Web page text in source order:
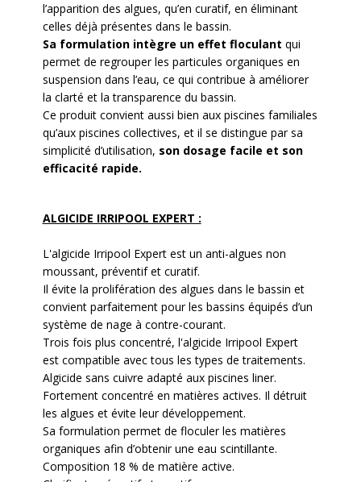
l’apparition des algues, qu’en curatif, en éliminant
celles déjà présentes dans le bassin.
Sa formulation intègre un effet floculant qui
permet de regrouper les particules organiques en
suspension dans l’eau, ce qui contribue à améliorer
la clarté et la transparence du bassin.
Ce produit convient aussi bien aux piscines familiales
qu’aux piscines collectives, et il se distingue par sa
simplicité d’utilisation, son dosage facile et son
efficacité rapide.
ALGICIDE IRRIPOOL EXPERT :
L'algicide Irripool Expert est un anti-algues non
moussant, préventif et curatif.
Il évite la prolifération des algues dans le bassin et
convient parfaitement pour les bassins équipés d’un
système de nage à contre-courant.
Trois fois plus concentré, l'algicide Irripool Expert
est compatible avec tous les types de traitements.
Algicide sans cuivre adapté aux piscines liner.
Fortement concentré en matières actives. Il détruit
les algues et évite leur développement.
Sa formulation permet de floculer les matières
organiques afin d’obtenir une eau scintillante.
Composition 18 % de matière active.